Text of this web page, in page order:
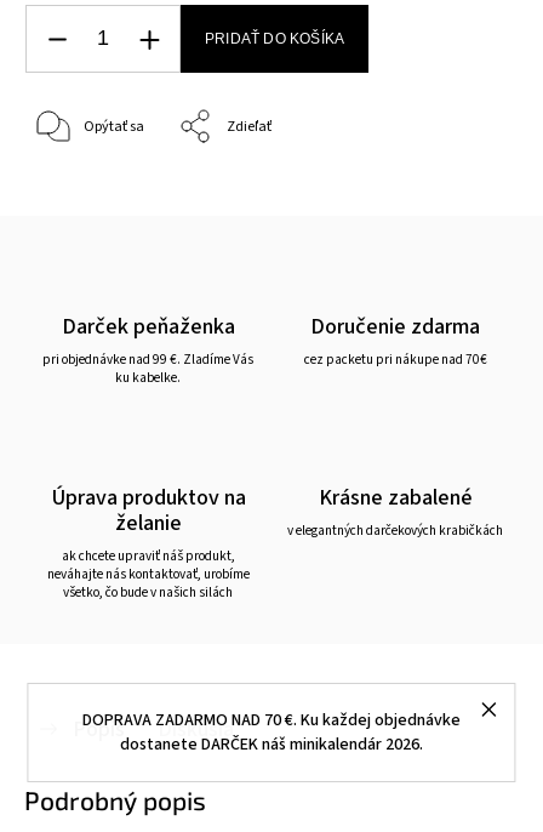
DOPRAVA ZADARMO NAD 70 €. Ku každej objednávke
dostanete DARČEK náš minikalendár 2026.
PRIDAŤ DO KOŠÍKA
Opýtať sa Zdieľať
Darček peňaženka
pri objednávke nad 99 €. Zladíme Vás
ku kabelke.
Doručenie zdarma
cez packetu pri nákupe nad 70€
Úprava produktov na
želanie
ak chcete upraviť náš produkt,
neváhajte nás kontaktovať, urobíme
všetko, čo bude v našich silách
Krásne zabalené
v elegantných darčekových krabičkách
Popis Diskusia
Podrobný popis